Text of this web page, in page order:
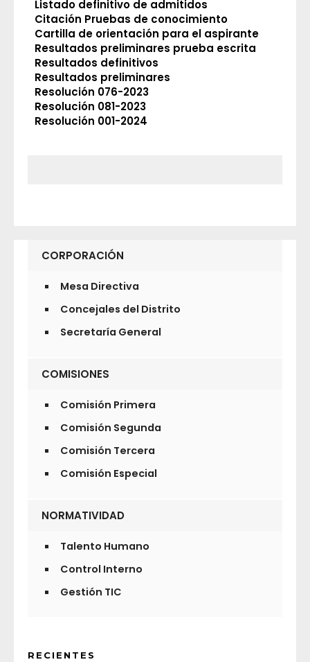
Listado definitivo de admitidos
Citación Pruebas de conocimiento
Cartilla de orientación para el aspirante
Resultados preliminares prueba escrita
Resultados definitivos
Resultados preliminares
Resolución 076-2023
Resolución 081-2023
Resolución 001-2024
CORPORACIÓN
Mesa Directiva
Concejales del Distrito
Secretaría General
COMISIONES
Comisión Primera
Comisión Segunda
Comisión Tercera
Comisión Especial
NORMATIVIDAD
Talento Humano
Control Interno
Gestión TIC
RECIENTES